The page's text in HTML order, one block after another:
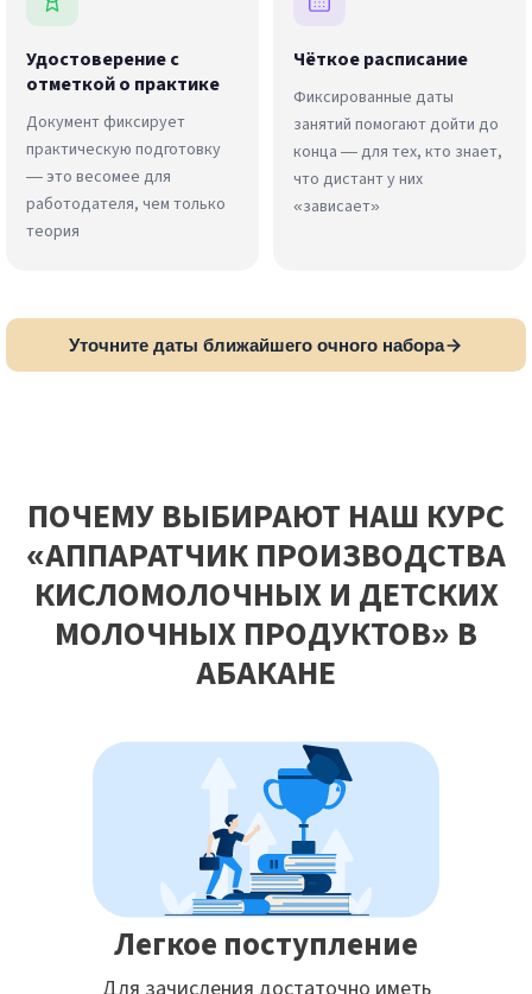
Удостоверение с
отметкой о практике
Документ фиксирует
практическую подготовку
— это весомее для
работодателя, чем только
теория
Чёткое расписание
Фиксированные даты
занятий помогают дойти до
конца — для тех, кто знает,
что дистант у них
«зависает»
Уточните даты ближайшего очного набора
ПОЧЕМУ ВЫБИРАЮТ НАШ КУРС
«АППАРАТЧИК ПРОИЗВОДСТВА
КИСЛОМОЛОЧНЫХ И ДЕТСКИХ
МОЛОЧНЫХ ПРОДУКТОВ» В
АБАКАНЕ
Легкое поступление